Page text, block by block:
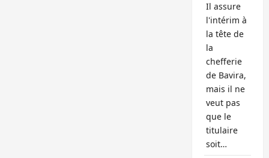
Il assure
l'intérim à
la tête de
la
chefferie
de Bavira,
mais il ne
veut pas
que le
titulaire
soit…